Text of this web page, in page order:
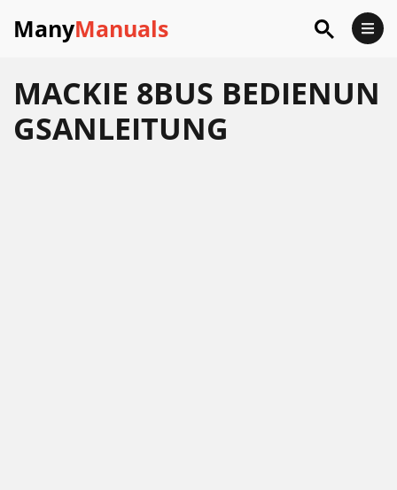
ManyManuals
MACKIE 8BUS BEDIENUN
GSANLEITUNG